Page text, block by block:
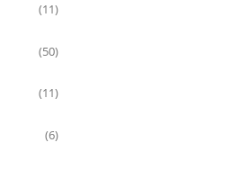
(11)
(50)
(11)
(6)